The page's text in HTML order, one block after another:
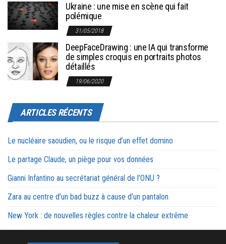
Ukraine : une mise en scène qui fait
polémique
31/05/2018
DeepFaceDrawing : une IA qui transforme
de simples croquis en portraits photos
détaillés
19/06/2020
ARTICLES RÉCENTS
Le nucléaire saoudien, ou le risque d’un effet domino
Le partage Claude, un piège pour vos données
Gianni Infantino au secrétariat général de l’ONU ?
Zara au centre d’un bad buzz à cause d’un pantalon
New York : de nouvelles règles contre la chaleur extrême